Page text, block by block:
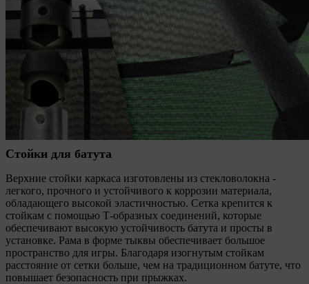
Стойки для батута
Верхние стойки каркаса изготовлены из стекловолокна -
легкого, прочного и устойчивого к коррозии материала,
обладающего высокой эластичностью. Сетка крепится к
стойкам с помощью Т-образных соединений, которые
обеспечивают высокую устойчивость батута и просты в
установке. Рама в форме тыквы обеспечивает большое
пространство для игры. Благодаря изогнутым стойкам
расстояние от сетки больше, чем на традиционном батуте, что
повышает безопасность при прыжках.